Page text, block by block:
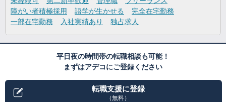
障がい者積極採用
語学が生かせる
完全在宅勤務
一部在宅勤務
入社実績あり 独占求人
平日夜の時間帯の転職相談も可能！
まずはアデコにご登録ください
転職支援に登録
（無料）